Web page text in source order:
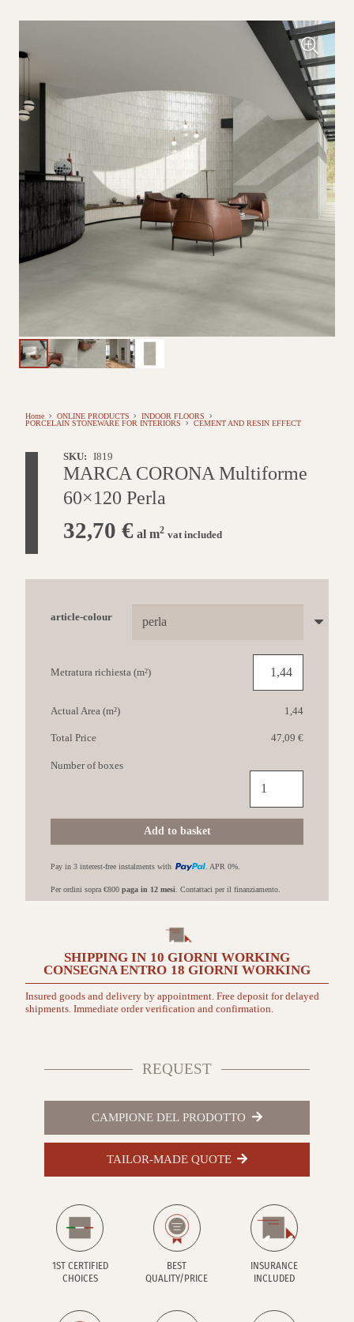
Home ONLINE PRODUCTS
INDOOR FLOORS
PORCELAIN STONEWARE FOR INTERIORS
CEMENT AND RESIN EFFECT
SKU: I819
MARCA CORONA Multiforme
60×120 Perla
32,70 € al m2 vat included
article-colour
Metratura richiesta (m²)
Actual Area (m²) 1,44
Total Price 47,09 €
CORONA
Multiforme
Add to basket
Number of boxes
Pay in 3 interest-free instalments with . APR 0%.
Per ordini sopra €800 paga in 12 mesi . Contattaci per il finanziamento.
SHIPPING IN 10 GIORNI WORKING
CONSEGNA ENTRO 18 GIORNI WORKING
Insured goods and delivery by appointment. Free deposit for delayed
shipments. Immediate order verification and confirmation.
REQUEST
CAMPIONE DEL PRODOTTO
TAILOR-MADE QUOTE
1ST CERTIFIED
CHOICES
BEST
QUALITY/PRICE
INSURANCE
INCLUDED